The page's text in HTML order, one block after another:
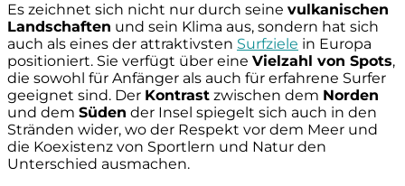
Es zeichnet sich nicht nur durch seine vulkanischen
Landschaften und sein Klima aus, sondern hat sich
auch als eines der attraktivsten Surfziele in Europa
positioniert. Sie verfügt über eine Vielzahl von Spots,
die sowohl für Anfänger als auch für erfahrene Surfer
geeignet sind. Der Kontrast zwischen dem Norden
und dem Süden der Insel spiegelt sich auch in den
Stränden wider, wo der Respekt vor dem Meer und
die Koexistenz von Sportlern und Natur den
Unterschied ausmachen.